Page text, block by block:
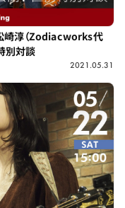
崎淳（Zodiacworks代
別対談
2021.05.31